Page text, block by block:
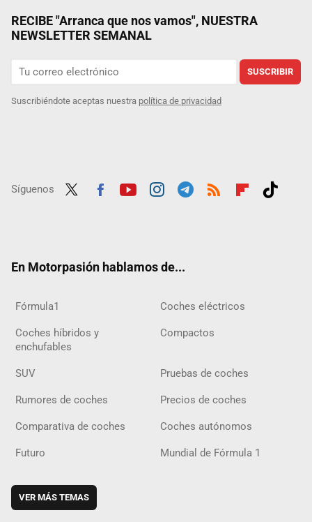
RECIBE "Arranca que nos vamos", NUESTRA
NEWSLETTER SEMANAL
SUSCRIBIR
Suscribiéndote aceptas nuestra política de privacidad
Síguenos
En Motorpasión hablamos de...
Fórmula1 Coches eléctricos
Coches híbridos y
enchufables
Compactos
SUV Pruebas de coches
Rumores de coches Precios de coches
Comparativa de coches Coches autónomos
Futuro Mundial de Fórmula 1
VER MÁS TEMAS